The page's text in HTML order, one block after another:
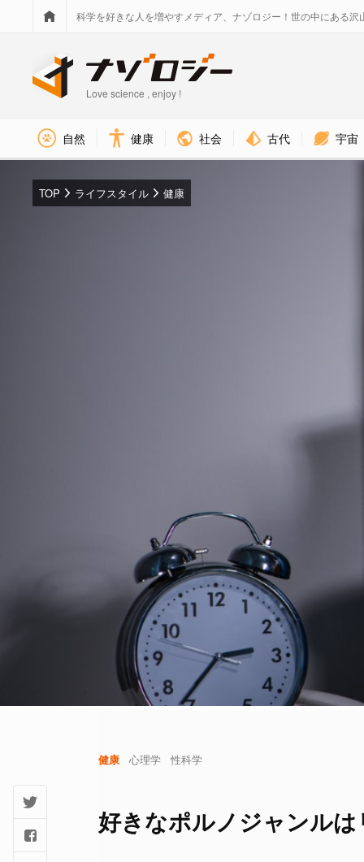
科学を好きな人を増やすメディア、ナゾロジー！世の中にある沢
Love science , enjoy !
自然 健康 社会 古代 宇宙
TOP ライフスタイル 健康
健康 心理学 性科学
好きなポルノジャンル